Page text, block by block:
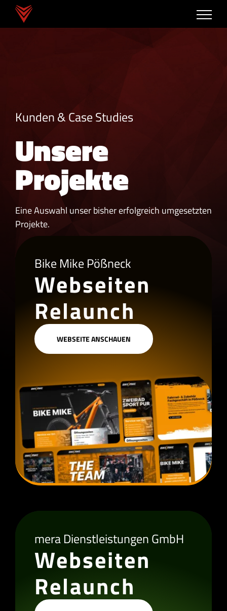
Zum
Inhalt
springen
Kunden & Case Studies
Unsere
Projekte
Eine Auswahl unser bisher erfolgreich umgesetzten
Projekte.
Bike Mike Pößneck
Webseiten
Relaunch
WEBSEITE ANSCHAUEN
mera Dienstleistungen GmbH
Webseiten
Relaunch